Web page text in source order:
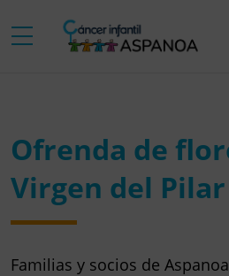
Ofrenda de
Virgen del Pilar
Familias y socios de